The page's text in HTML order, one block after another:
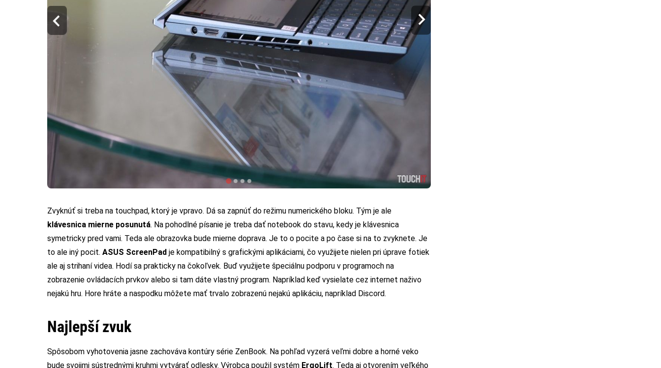
Zvyknúť si treba na touchpad, ktorý je vpravo. Dá sa zapnúť do režimu numerického bloku. Tým je ale
klávesnica mierne posunutá. Na pohodlné písanie je treba dať notebook do stavu, kedy je klávesnica
symetricky pred vami. Teda ale obrazovka bude mierne doprava. Je to o pocite a po čase si na to zvyknete. Je
to ale iný pocit. ASUS ScreenPad je kompatibilný s grafickými aplikáciami, čo využijete nielen pri úprave fotiek
ale aj strihaní videa. Hodí sa prakticky na čokoľvek. Buď využijete špeciálnu podporu v programoch na
zobrazenie ovládacích prvkov alebo si tam dáte vlastný program. Napríklad keď vysielate cez internet naživo
nejakú hru. Hore hráte a naspodku môžete mať trvalo zobrazenú nejakú aplikáciu, napríklad Discord.
Najlepší zvuk
Spôsobom vyhotovenia jasne zachováva kontúry série ZenBook. Na pohľad vyzerá veľmi dobre a horné veko
bude svojimi sústrednými kruhmi vytvárať odlesky. Výrobca použil systém ErgoLift. Teda aj otvorením veľkého